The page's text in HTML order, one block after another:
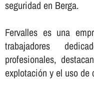
seguridad en Berga.
Fervalles es una
trabajadores
profesionales,
explotación y el uso de